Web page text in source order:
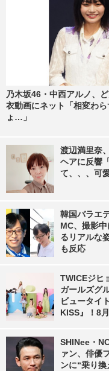
乃木坂46・中西アルノ、
衣動画にネット「相変わ
ょ…」
渡辺満里奈
ヘアに反響
て、、、可
韓国バラエ
MC、撮影
るリアルな
も反応
TWICEジヒ
ガールズグ
ビュータイ
KISS』！8
SHINee・
ァン、俳優
ンに“乗り